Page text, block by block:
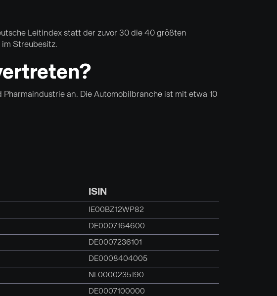
Leitindex statt der zuvor 30 die 40 größten
Streubesitz.
an. Die Automobilbranche ist mit etwa 10
ISIN
IE00BZ12WP82
DE0007164600
DE0007236101
DE0008404005
NL0000235190
DE0007100000